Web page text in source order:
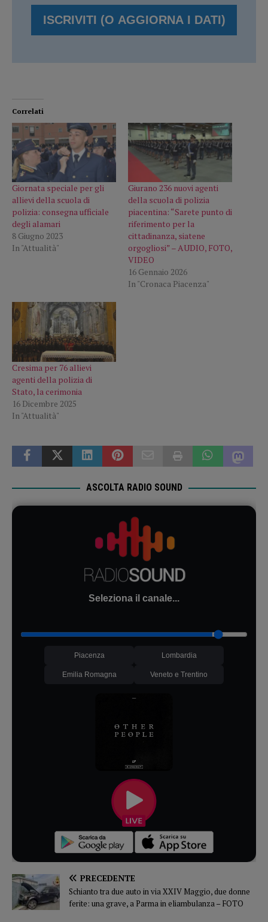
Correlati
Giornata speciale per gli
allievi della scuola di
polizia: consegna ufficiale
degli alamari
8 Giugno 2023
In "Attualità"
Giurano 236 nuovi agenti
della scuola di polizia
piacentina: “Sarete punto di
riferimento per la
cittadinanza, siatene
orgogliosi” – AUDIO, FOTO,
VIDEO
16 Gennaio 2026
In "Cronaca Piacenza"
Cresima per 76 allievi
agenti della polizia di
Stato, la cerimonia
16 Dicembre 2025
In "Attualità"
ASCOLTA RADIO SOUND
Seleziona il canale...
Piacenza Lombardia
Emilia Romagna Veneto e Trentino
PRECEDENTE
Schianto tra due auto in via XXIV Maggio, due donne
ferite: una grave, a Parma in eliambulanza – FOTO